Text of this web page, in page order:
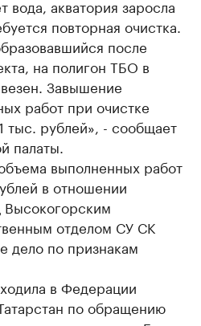
вода, акватория заросла
повторная очистка.
после
на полигон ТБО в
Завышение
работ при очистке
тыс. рублей», - сообщает
палаты.
выполненных работ
в отношении
Высокогорским
отделом СУ СК
дело по признакам
в Федерации
по обращению